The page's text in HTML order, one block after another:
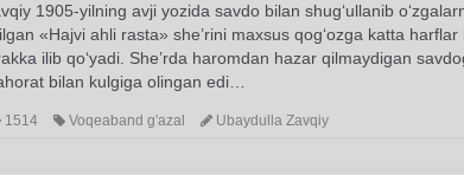
1905-yilning avji yozida savdo bilan shug‘ullanib
«Hajvi ahli rasta» she’rini maxsus qog‘ozga katta
ilib qo‘yadi. She’rda haromdan hazar qilmaydigan
bilan kulgiga olingan edi…
1514 Voqeaband g'azal Ubaydulla Zavqiy